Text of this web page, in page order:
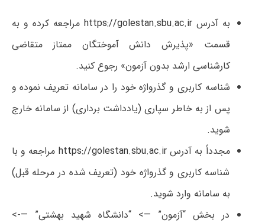
به آدرسhttps://golestan.sbu.ac.ir مراجعه کرده و به
قسمت «پذیرش دانش آموختگان ممتاز متقاضی
کارشناسی ارشد بدون آزمون» رجوع کنید.
شناسه کاربری و گذرواژه خود را در سامانه تعریف نموده و
پس از به خاطر سپاری (یادداشت برداری) از سامانه خارج
شوید.
مجدداً به آدرس https://golestan.sbu.ac.ir
مراجعه و با
شناسه کاربری و گذرواژه خود (تعریف شده در مرحله قبل)
به سامانه وارد شوید.
در بخش “آزمون” —> “دانشگاه شهید بهشتی” —->